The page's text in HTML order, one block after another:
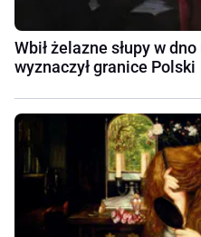
Wbił żelazne słupy w
wyznaczył granice Polski